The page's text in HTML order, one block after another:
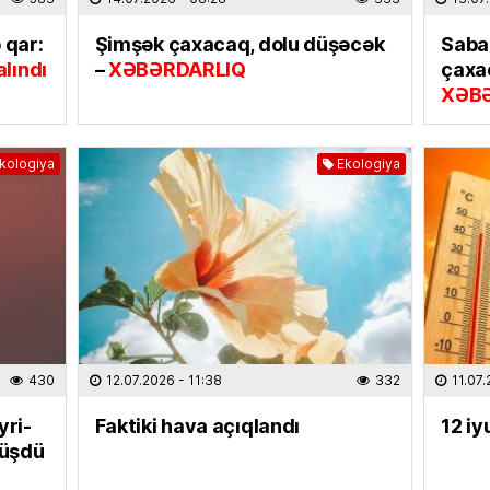
ELM
qar:
Şimşək çaxacaq, dolu düşəcək
–XƏBƏRDARLIQ
430
Ekologiya
12.07.2026 - 11:38 332
Faktiki hava açıqlandı 12